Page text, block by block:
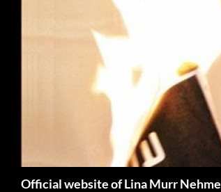
Official website of Lina Murr Nehme